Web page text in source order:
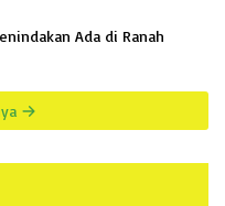
Ada di Ranah